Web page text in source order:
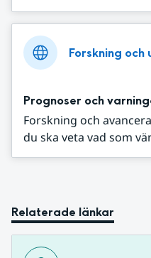
Forskning och
Prognoser och
Forskning och
du ska veta vad som
Relaterade länkar